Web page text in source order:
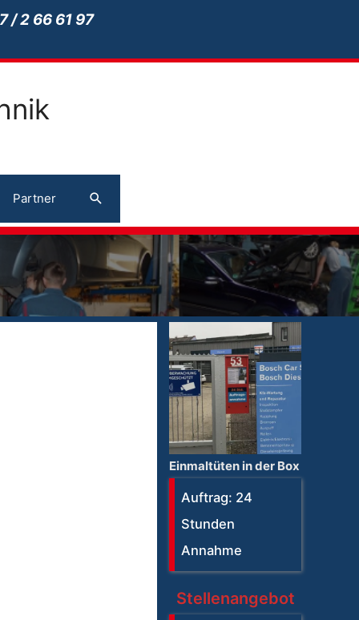
/ 2 66 61 97
Partner Suchen
Einmaltüten in der Box
Auftrag: 24
Stunden
Annahme
Stellenangebot